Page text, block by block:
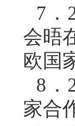
7．
会晤
欧国
8．
家合